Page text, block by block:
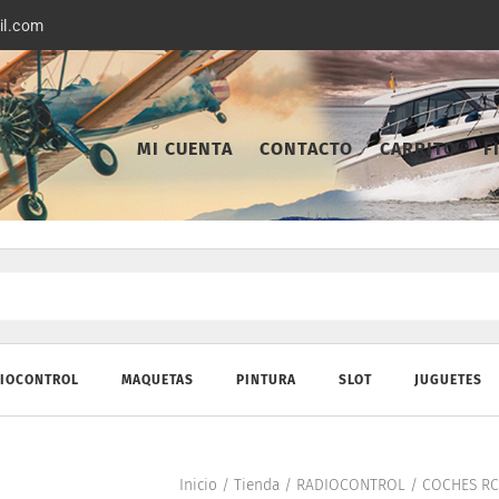
MI CUENTA CONTACTO CARRITO
MAQUETAS PINTURA SLOT JUGUETES
Inicio / Tienda/ RADIOCONTROL/ COCHES RC